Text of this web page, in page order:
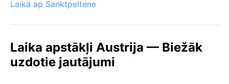
Laika ap Sanktpeltene
Laika apstākļi Austrija — Biežāk
uzdotie jautājumi